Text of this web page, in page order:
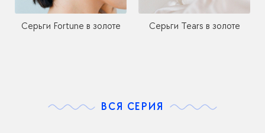
Серьги Fortune в золоте Серьги Tears в золоте
ВСЯ СЕРИЯ